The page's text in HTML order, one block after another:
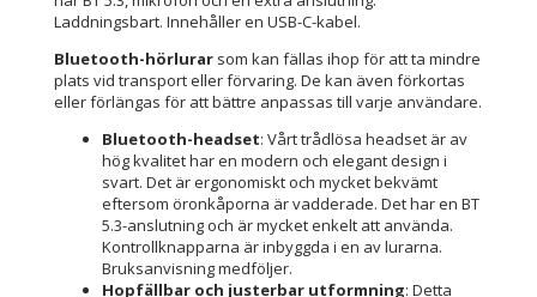
Laddningsbart. Innehåller en USB-C-kabel.
Bluetooth-hörlurar som kan fällas ihop för att ta mindre
plats vid transport eller förvaring. De kan även förkortas
eller förlängas för att bättre anpassas till varje användare.
Bluetooth-headset: Vårt trådlösa headset är av
hög kvalitet har en modern och elegant design i
svart. Det är ergonomiskt och mycket bekvämt
eftersom öronkåporna är vadderade. Det har en BT
5.3-anslutning och är mycket enkelt att använda.
Kontrollknapparna är inbyggda i en av lurarna.
Bruksanvisning medföljer.
Hopfällbar och justerbar utformning: Detta